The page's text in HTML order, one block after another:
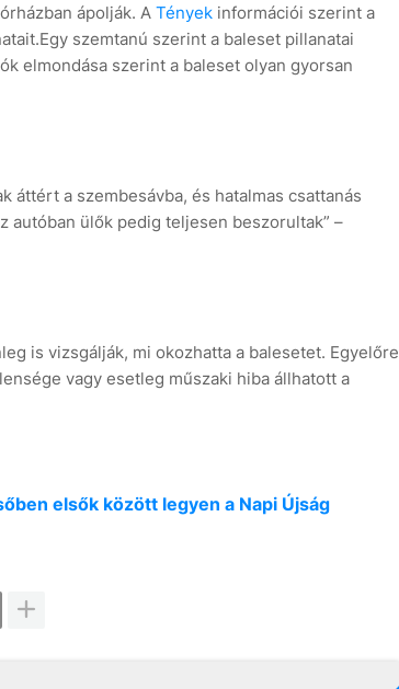
ápolják. A Tényekinformációi szerint a
szemtanú szerint a baleset pillanatai
elmondása szerint a baleset olyan gyorsan
áttért a szembesávba, és hatalmas csattanás
autóban ülők pedig teljesen beszorultak” –
is vizsgálják, mi okozhatta a balesetet. Egyelőre
vagy esetleg műszaki hiba állhatott a
elsők között legyen a Napi Újság